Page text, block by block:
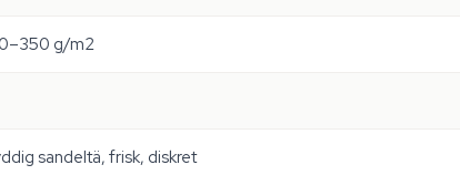
g/m2
sandeltä, frisk, diskret